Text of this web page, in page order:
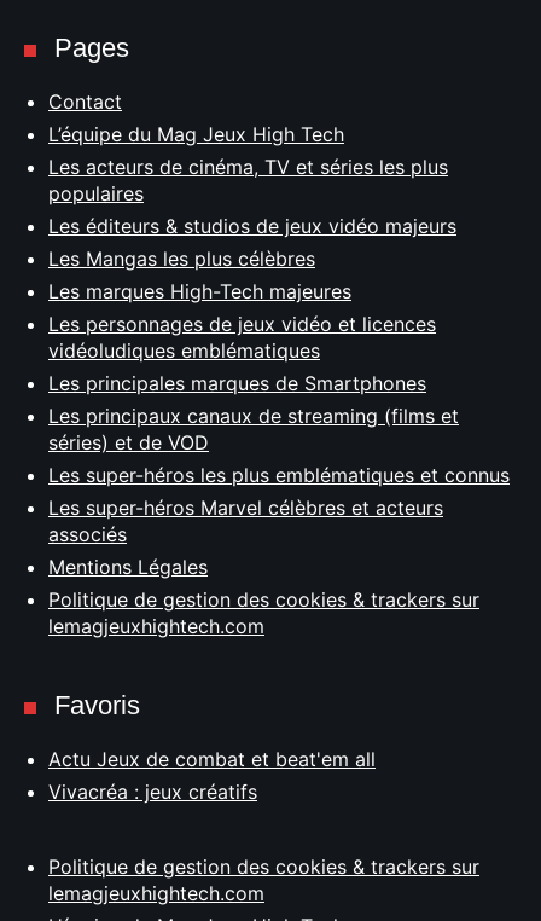
Pages
Contact
L’équipe du Mag Jeux High Tech
Les acteurs de cinéma, TV et séries les plus
populaires
Les éditeurs & studios de jeux vidéo majeurs
Les Mangas les plus célèbres
Les marques High-Tech majeures
Les personnages de jeux vidéo et licences
vidéoludiques emblématiques
Les principales marques de Smartphones
Les principaux canaux de streaming (films et
séries) et de VOD
Les super-héros les plus emblématiques et connus
Les super-héros Marvel célèbres et acteurs
associés
Mentions Légales
Politique de gestion des cookies & trackers sur
lemagjeuxhightech.com
Favoris
Actu Jeux de combat et beat'em all
Vivacréa : jeux créatifs
Politique de gestion des cookies & trackers sur
lemagjeuxhightech.com